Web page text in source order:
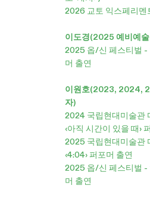
2026 교토 익스페리멘
이도경(2025 예비예
2025 옵/신 페스티벌 -
머 출연
이원호(2023, 2024,
자)
2024 국립현대미술관
‹아직 시간이 있을 때›
2025 국립현대미술관
‹4:04› 퍼포머 출연
2025 옵/신 페스티벌 -
머 출연